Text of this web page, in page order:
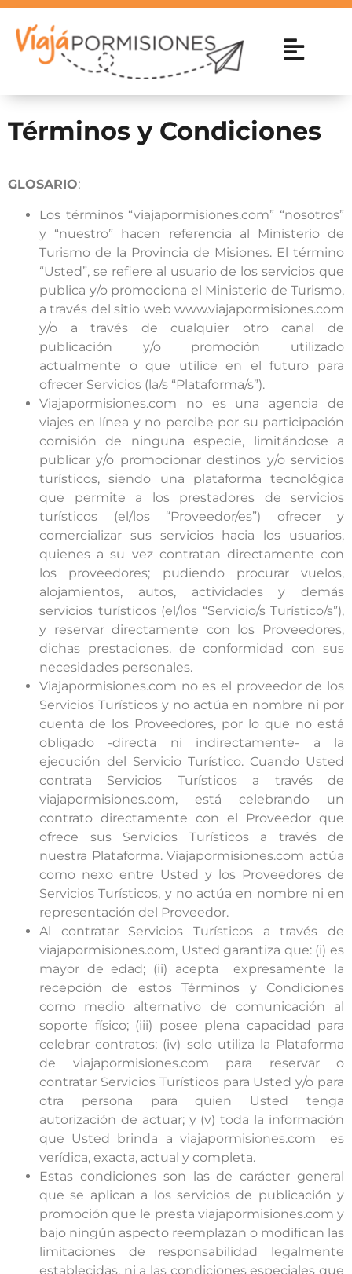
Términos y Condiciones
GLOSARIO:
Los términos “viajapormisiones.com” “nosotros”
y “nuestro” hacen referencia al Ministerio de
Turismo de la Provincia de Misiones. El término
“Usted”, se refiere al usuario de los servicios que
publica y/o promociona el Ministerio de Turismo,
a través del sitio web www.viajapormisiones.com
y/o a través de cualquier otro canal de
publicación y/o promoción utilizado
actualmente o que utilice en el futuro para
ofrecer Servicios (la/s “Plataforma/s”).
Viajapormisiones.com no es una agencia de
viajes en línea y no percibe por su participación
comisión de ninguna especie, limitándose a
publicar y/o promocionar destinos y/o servicios
turísticos, siendo una plataforma tecnológica
que permite a los prestadores de servicios
turísticos (el/los “Proveedor/es”) ofrecer y
comercializar sus servicios hacia los usuarios,
quienes a su vez contratan directamente con
los proveedores; pudiendo procurar vuelos,
alojamientos, autos, actividades y demás
servicios turísticos (el/los “Servicio/s Turístico/s”),
y reservar directamente con los Proveedores,
dichas prestaciones, de conformidad con sus
necesidades personales.
Viajapormisiones.com no es el proveedor de los
Servicios Turísticos y no actúa en nombre ni por
cuenta de los Proveedores, por lo que no está
obligado -directa ni indirectamente- a la
ejecución del Servicio Turístico. Cuando Usted
contrata Servicios Turísticos a través de
viajapormisiones.com, está celebrando un
contrato directamente con el Proveedor que
ofrece sus Servicios Turísticos a través de
nuestra Plataforma. Viajapormisiones.com actúa
como nexo entre Usted y los Proveedores de
Servicios Turísticos, y no actúa en nombre ni en
representación del Proveedor.
Al contratar Servicios Turísticos a través de
viajapormisiones.com, Usted garantiza que: (i) es
mayor de edad; (ii) acepta expresamente la
recepción de estos Términos y Condiciones
como medio alternativo de comunicación al
soporte físico; (iii) posee plena capacidad para
celebrar contratos; (iv) solo utiliza la Plataforma
de viajapormisiones.com para reservar o
contratar Servicios Turísticos para Usted y/o para
otra persona para quien Usted tenga
autorización de actuar; y (v) toda la información
que Usted brinda a viajapormisiones.com es
verídica, exacta, actual y completa.
Estas condiciones son las de carácter general
que se aplican a los servicios de publicación y
promoción que le presta viajapormisiones.com y
bajo ningún aspecto reemplazan o modifican las
limitaciones de responsabilidad legalmente
establecidas, ni a las condiciones especiales que